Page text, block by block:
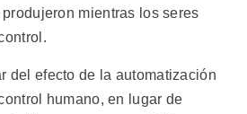
mientras los seres
del efecto de la automatización
humano, en lugar de